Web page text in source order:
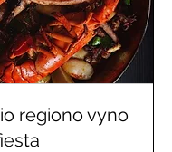
regiono vyno